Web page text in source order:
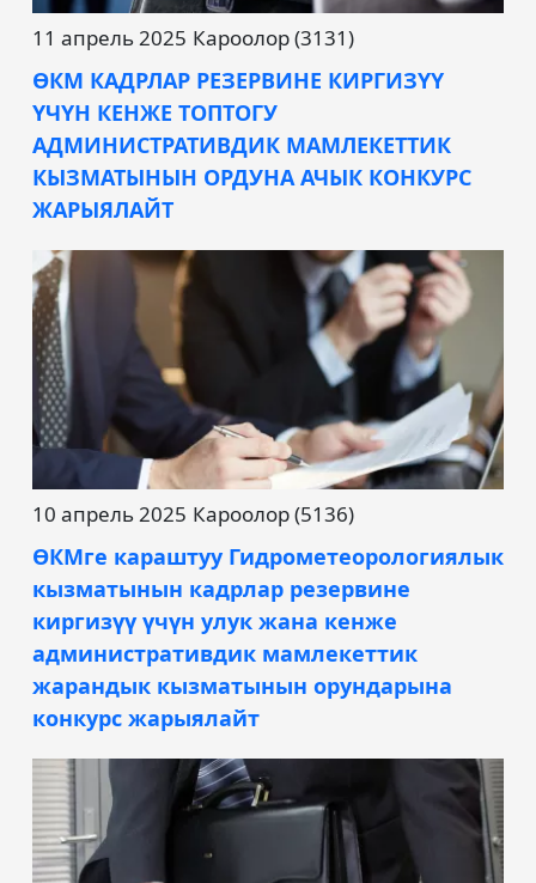
11 апрель 2025 Кароолор (3131)
ӨКМ КАДРЛАР РЕЗЕРВИНЕ КИРГИЗҮҮ
ҮЧҮН КЕНЖЕ ТОПТОГУ
АДМИНИСТРАТИВДИК МАМЛЕКЕТТИК
КЫЗМАТЫНЫН ОРДУНА АЧЫК КОНКУРС
ЖАРЫЯЛАЙТ
10 апрель 2025 Кароолор (5136)
ӨКМге караштуу Гидрометеорологиялык
кызматынын кадрлар резервине
киргизүү үчүн улук жана кенже
административдик мамлекеттик
жарандык кызматынын орундарына
конкурс жарыялайт